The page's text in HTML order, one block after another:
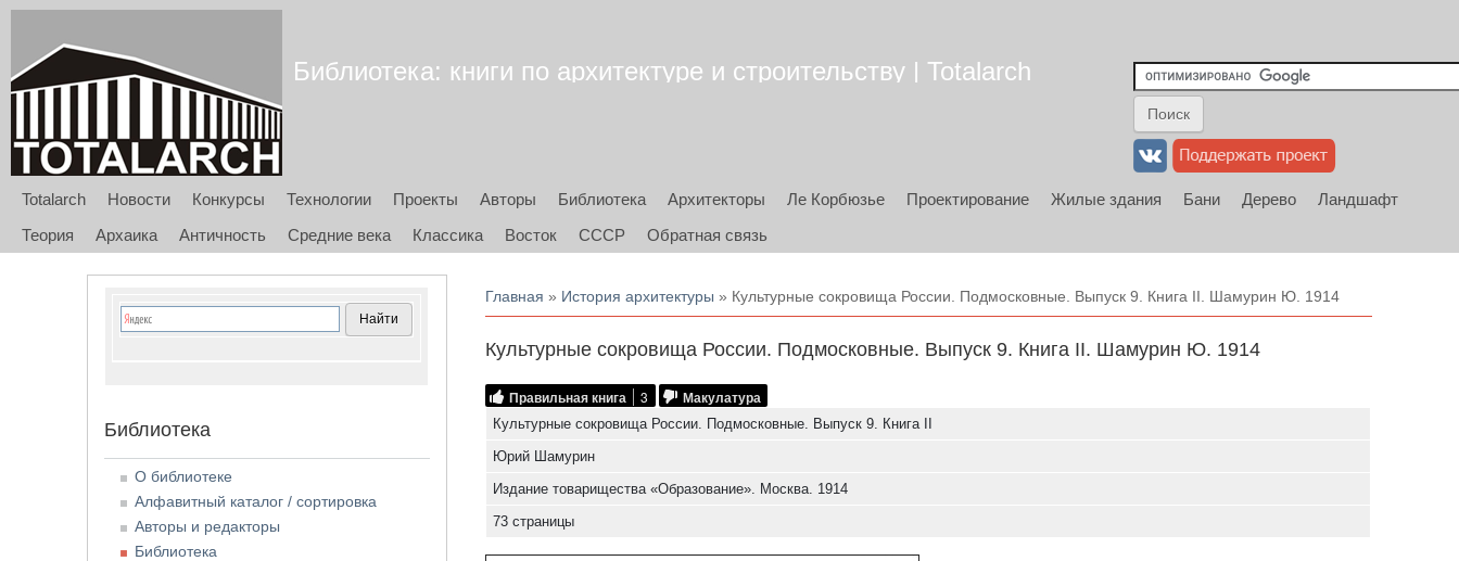
Библиотека: книги по архитектуре и строительству | Totalarch
Totalarch Новости Конкурсы Технологии Проекты Авторы Библиотека Архитекторы Ле Корбюзье Проектирование Жилые здания Бани Дерево
Ландшафт
Теория
Архаика Античность Средние века Классика Восток СССР Обратная связь
Вы здесь
Главная » История архитектуры » Культурные сокровища России. Подмосковные. Выпуск 9. Книга II. Шамурин Ю. 1914
Культурные сокровища России. Подмосковные. Выпуск 9. Книга II. Шамурин Ю. 1914
Правильная книга 3 Макулатура
Культурные сокровища России. Подмосковные. Выпуск 9. Книга II
Юрий Шамурин
Издание товарищества «Образование». Москва. 1914
73 страницы
Библиотека
О библиотеке
Алфавитный каталог / сортировка
Авторы и редакторы
Библиотека